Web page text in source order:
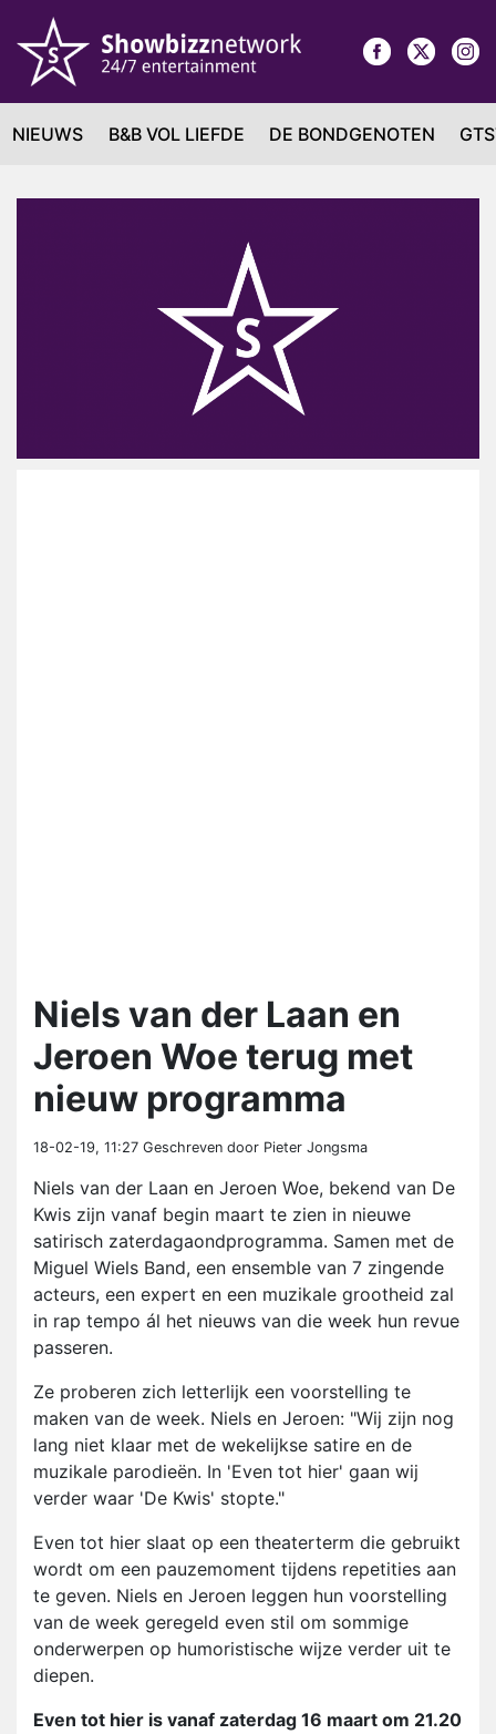
NIEUWS B&B VOL LIEFDE DE BONDGENOTEN
Niels van der Laan en
Jeroen Woe terug met
nieuw programma
18-02-19, 11:27 Geschreven door Pieter Jongsma
Niels van der Laan en Jeroen Woe, bekend van De
Kwis zijn vanaf begin maart te zien in nieuwe
satirisch zaterdagaondprogramma. Samen met de
Miguel Wiels Band, een ensemble van 7 zingende
acteurs, een expert en een muzikale grootheid zal
in rap tempo ál het nieuws van die week hun revue
passeren.
Ze proberen zich letterlijk een voorstelling te
maken van de week. Niels en Jeroen: "Wij zijn nog
lang niet klaar met de wekelijkse satire en de
muzikale parodieën. In 'Even tot hier' gaan wij
verder waar 'De Kwis' stopte."
Even tot hier slaat op een theaterterm die gebruikt
wordt om een pauzemoment tijdens repetities aan
te geven. Niels en Jeroen leggen hun voorstelling
van de week geregeld even stil om sommige
onderwerpen op humoristische wijze verder uit te
diepen.
Even tot hier is vanaf zaterdag 16 maart om 21.20